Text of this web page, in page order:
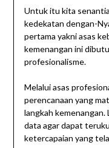
Untuk itu kita
kedekatan dengan-
pertama yakni asas
kemenangan ini
profesionalisme.
Melalui asas
perencanaan yang
langkah
data agar dapat
ketercapaian yang